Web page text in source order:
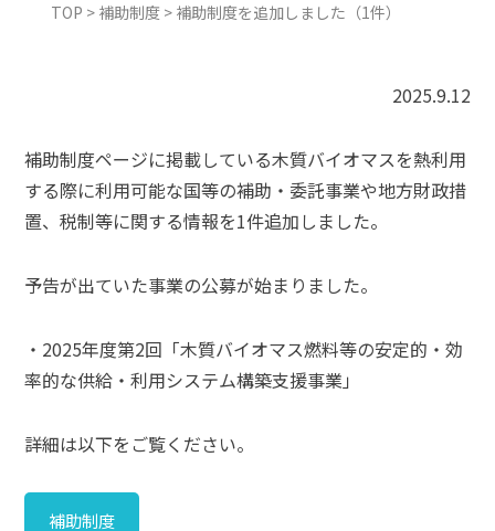
TOP > 補助制度 > 補助制度を追加しました（1件）
2025.9.12
補助制度ページに掲載している木質バイオマスを熱利用
する際に利用可能な国等の補助・委託事業や地方財政措
置、税制等に関する情報を1件追加しました。
予告が出ていた事業の公募が始まりました。
・2025年度第2回「木質バイオマス燃料等の安定的・効
率的な供給・利用システム構築支援事業」
詳細は以下をご覧ください。
補助制度